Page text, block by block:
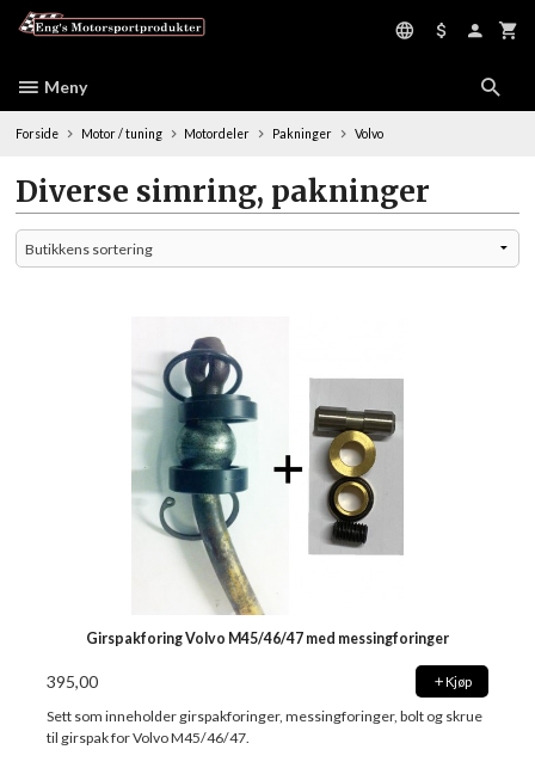
Meny
Forside Motor / tuning Motordeler Pakninger Volvo
Diverse simring, pakninger
Girspakforing Volvo M45/46/47 med messingforinger
395,00 Kjøp
Sett som inneholder girspakforinger, messingforinger, bolt og skrue
til girspak for Volvo M45/46/47.